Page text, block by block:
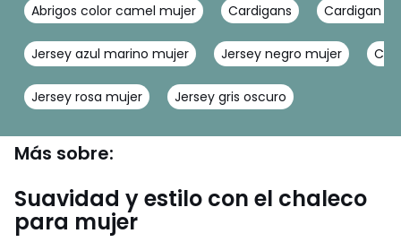
Abrigos color camel mujer Cardigans Cardigan
Jersey azul marino mujer Jersey negro mujer
Jersey rosa mujer Jersey gris oscuro
Más sobre:
Suavidad y estilo con el chaleco
para mujer